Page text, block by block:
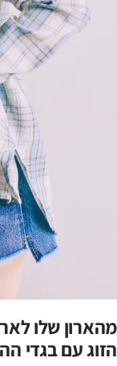
מהארון שלו
הזוג עם בגדי